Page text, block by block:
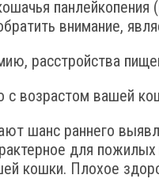
внимание,
расстройства
с возрастом вашей
шанс раннего
для
кошки. Плохое